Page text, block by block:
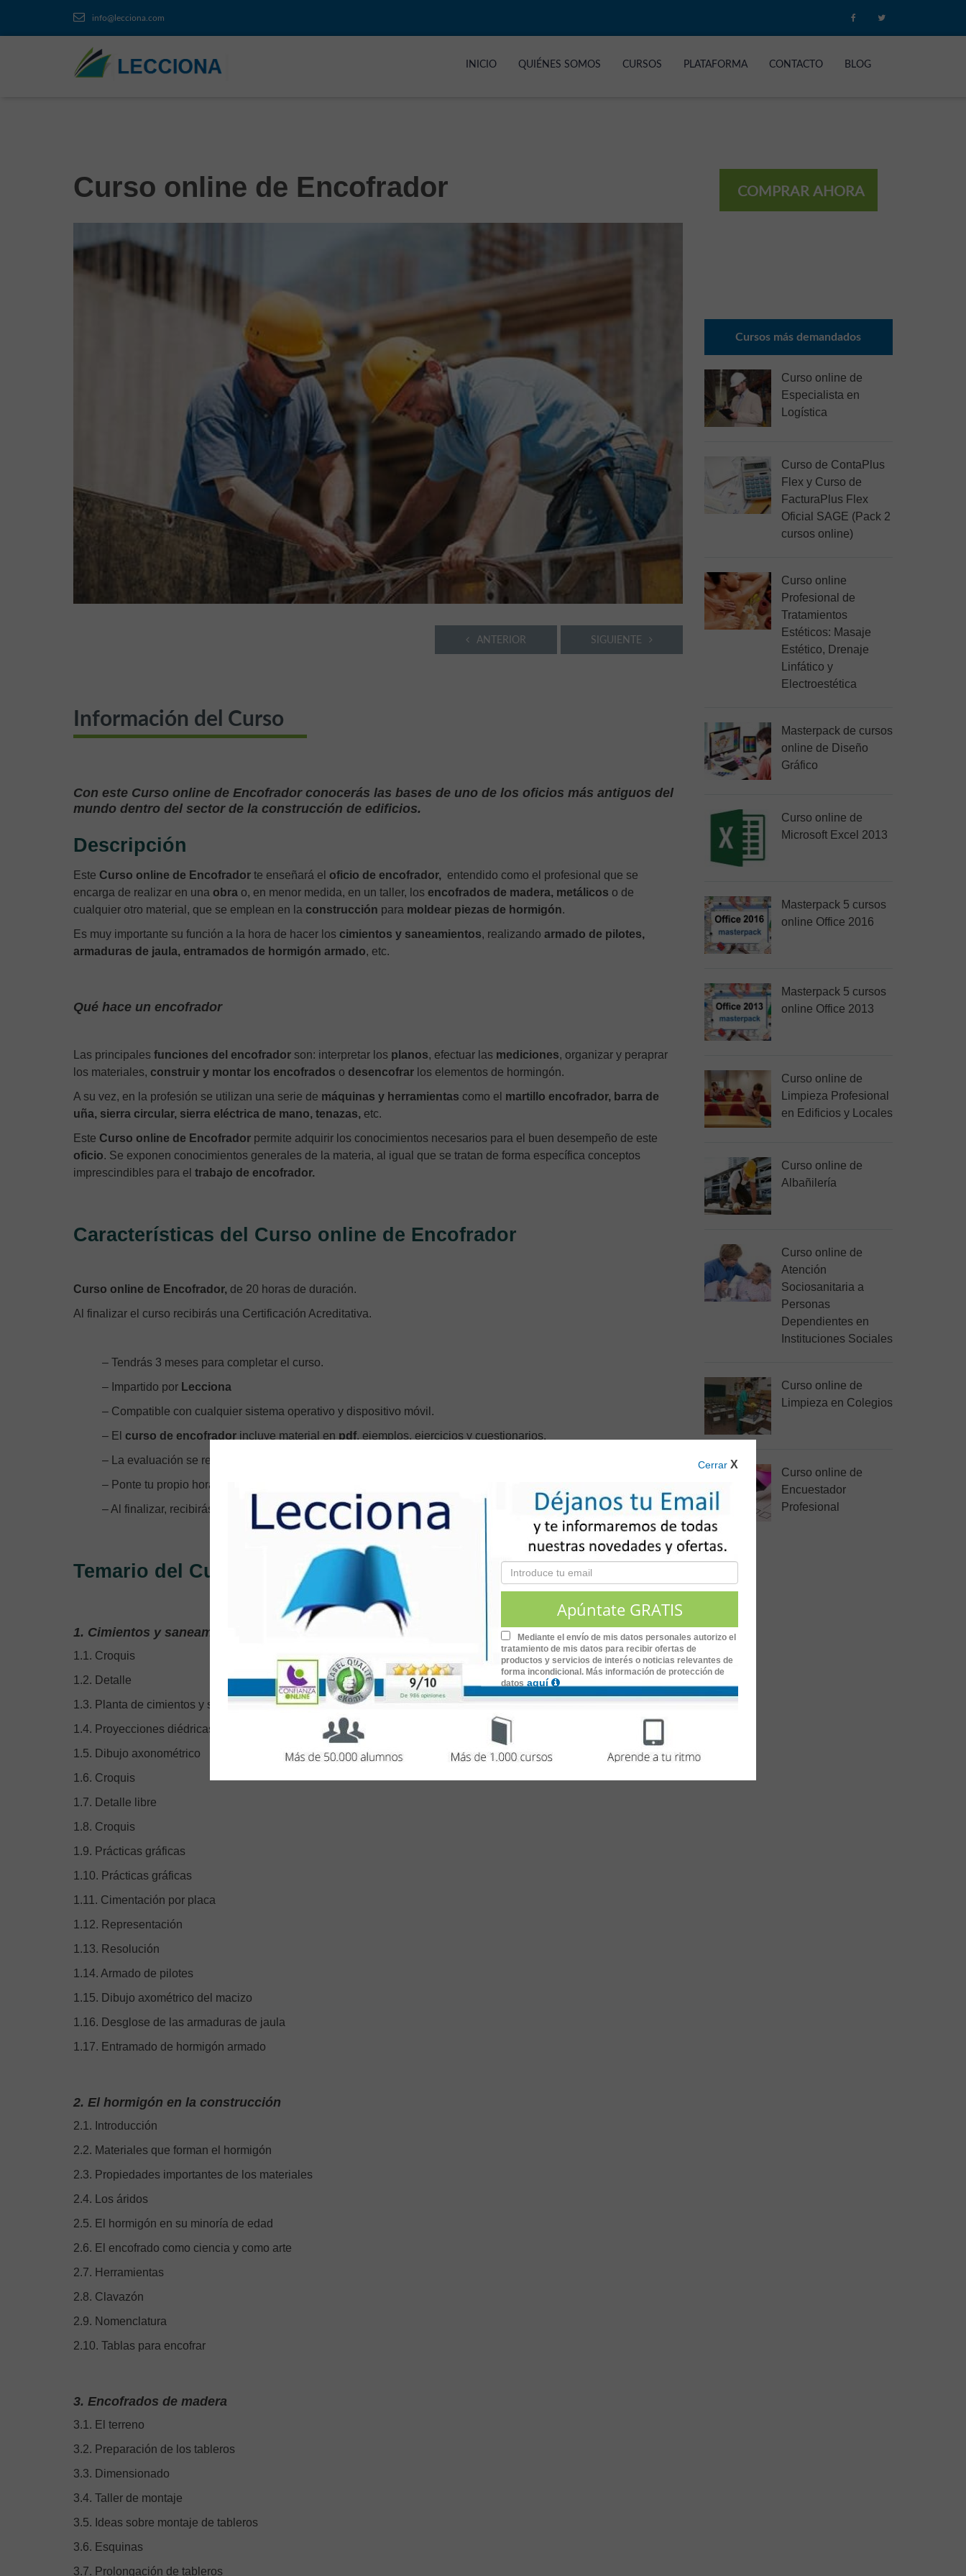
info@lecciona.com
INICIO QUIÉNES SOMOS CURSOS PLATAFORMA CONTACTO BLOG
Curso online de Encofrador
SIGUIENTE
ANTERIOR
Información del Curso
Con este Curso online de Encofrador conocerás las bases de uno de los oficios más antiguos del
mundo dentro del sector de la construcción de edificios.
Descripción
Este Curso online de Encofrador te enseñará el oficio de encofrador, entendido como el profesional que se
encarga de realizar en una obra o, en menor medida, en un taller, los encofrados de madera, metálicos o de
cualquier otro material, que se emplean en la construcción para moldear piezas de hormigón.
Es muy importante su función a la hora de hacer los cimientos y saneamientos, realizando armado de pilotes,
armaduras de jaula, entramados de hormigón armado, etc.
Qué hace un encofrador
Las principales funciones del encofrador son: interpretar los planos, efectuar las mediciones, organizar y peraprar
los materiales, construir y montar los encofrados o desencofrar los elementos de hormingón.
A su vez, en la profesión se utilizan una serie de máquinas y herramientas como el martillo encofrador, barra de
uña, sierra circular, sierra eléctrica de mano, tenazas, etc.
Este Curso online de Encofrador permite adquirir los conocimientos necesarios para el buen desempeño de este
oficio. Se exponen conocimientos generales de la materia, al igual que se tratan de forma específica conceptos
imprescindibles para el trabajo de encofrador.
Características del Curso online de Encofrador
Curso online de Encofrador, de 20 horas de duración.
Al finalizar el curso recibirás una Certificación Acreditativa.
– Tendrás 3 meses para completar el curso.
– Impartido por Lecciona
– Compatible con cualquier sistema operativo y dispositivo móvil.
– El curso de encofrador incluye material en pdf, ejemplos, ejercicios y cuestionarios.
– La evaluación se realiza a través de exámenes tipo test.
– Ponte tu propio horario ya que el curso es online.
– Al finalizar, recibirás tu Certificación Acreditativa verificable en:www.lecciona.com/certificados
Temario del Curso online de Encofrador
1. Cimientos y saneamientos
1.1. Croquis
1.2. Detalle
1.3. Planta de cimientos y saneamiento
1.4. Proyecciones diédricas
1.5. Dibujo axonométrico
1.6. Croquis
1.7. Detalle libre
1.8. Croquis
1.9. Prácticas gráficas
1.10. Prácticas gráficas
1.11. Cimentación por placa
1.12. Representación
1.13. Resolución
1.14. Armado de pilotes
1.15. Dibujo axométrico del macizo
1.16. Desglose de las armaduras de jaula
1.17. Entramado de hormigón armado
2. El hormigón en la construcción
2.1. Introducción
2.2. Materiales que forman el hormigón
2.3. Propiedades importantes de los materiales
2.4. Los áridos
2.5. El hormigón en su minoría de edad
2.6. El encofrado como ciencia y como arte
2.7. Herramientas
2.8. Clavazón
2.9. Nomenclatura
2.10. Tablas para encofrar
3. Encofrados de madera
3.1. El terreno
3.2. Preparación de los tableros
3.3. Dimensionado
3.4. Taller de montaje
3.5. Ideas sobre montaje de tableros
3.6. Esquinas
3.7. Prolongación de tableros
COMPRAR AHORA
Cursos más demandados
Curso online de
Especialista en
Logística
Curso de ContaPlus
Flex y Curso de
FacturaPlus Flex
Oficial SAGE (Pack 2
cursos online)
Curso online
Profesional de
Tratamientos
Estéticos: Masaje
Estético, Drenaje
Linfático y
Electroestética
Masterpack de cursos
online de Diseño
Gráfico
Curso online de
Microsoft Excel 2013
Masterpack 5 cursos
online Office 2016
Masterpack 5 cursos
online Office 2013
Curso online de
Limpieza Profesional
en Edificios y Locales
Curso online de
Albañilería
Curso online de
Atención
Sociosanitaria a
Personas
Dependientes en
Instituciones Sociales
Curso online de
Limpieza en Colegios
Curso online de
Encuestador
Profesional
Cerrar X
Mediante el envío de mis datos personales autorizo el
tratamiento de mis datos para recibir ofertas de
productos y servicios de interés o noticias relevantes de
forma incondicional. Más información de protección de
datos aquí